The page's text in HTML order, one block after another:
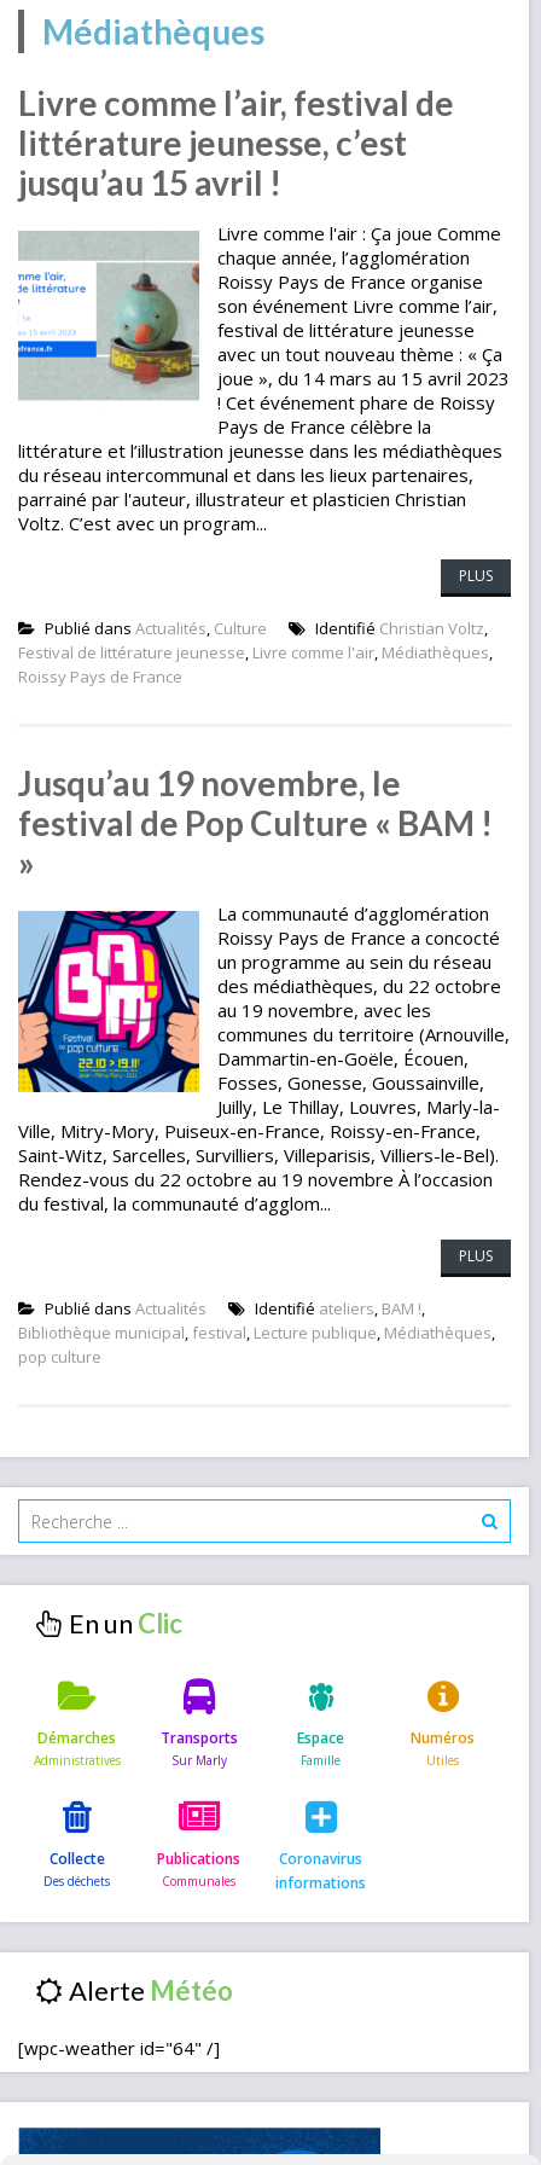
Médiathèques
Livre comme l’air, festival de
littérature jeunesse, c’est
jusqu’au 15 avril !
Livre comme l'air : Ça joue Comme
chaque année, l’agglomération
Roissy Pays de France organise
son événement Livre comme l’air,
festival de littérature jeunesse
avec un tout nouveau thème : « Ça
joue », du 14 mars au 15 avril 2023
! Cet événement phare de Roissy
Pays de France célèbre la
littérature et l’illustration jeunesse dans les médiathèques
du réseau intercommunal et dans les lieux partenaires,
parrainé par l'auteur, illustrateur et plasticien Christian
Voltz. C’est avec un program...
PLUS
Publié dans Actualités, Culture Identifié Christian Voltz,
Festival de littérature jeunesse, Livre comme l'air, Médiathèques,
Roissy Pays de France
Jusqu’au 19 novembre, le
festival de Pop Culture « BAM !
»
La communauté d’agglomération
Roissy Pays de France a concocté
un programme au sein du réseau
des médiathèques, du 22 octobre
au 19 novembre, avec les
communes du territoire (Arnouville,
Dammartin-en-Goële, Écouen,
Fosses, Gonesse, Goussainville,
Juilly, Le Thillay, Louvres, Marly-la-
Ville, Mitry-Mory, Puiseux-en-France, Roissy-en-France,
Saint-Witz, Sarcelles, Survilliers, Villeparisis, Villiers-le-Bel).
Rendez-vous du 22 octobre au 19 novembre À l’occasion
du festival, la communauté d’agglom...
PLUS
Publié dans Actualités Identifié ateliers, BAM !,
Bibliothèque municipal, festival, Lecture publique, Médiathèques,
pop culture
En un
Démarches Transports Espace Numéros
Collecte Publications
Coronavirus
informations
Alerte
[wpc-weather id="64" /]